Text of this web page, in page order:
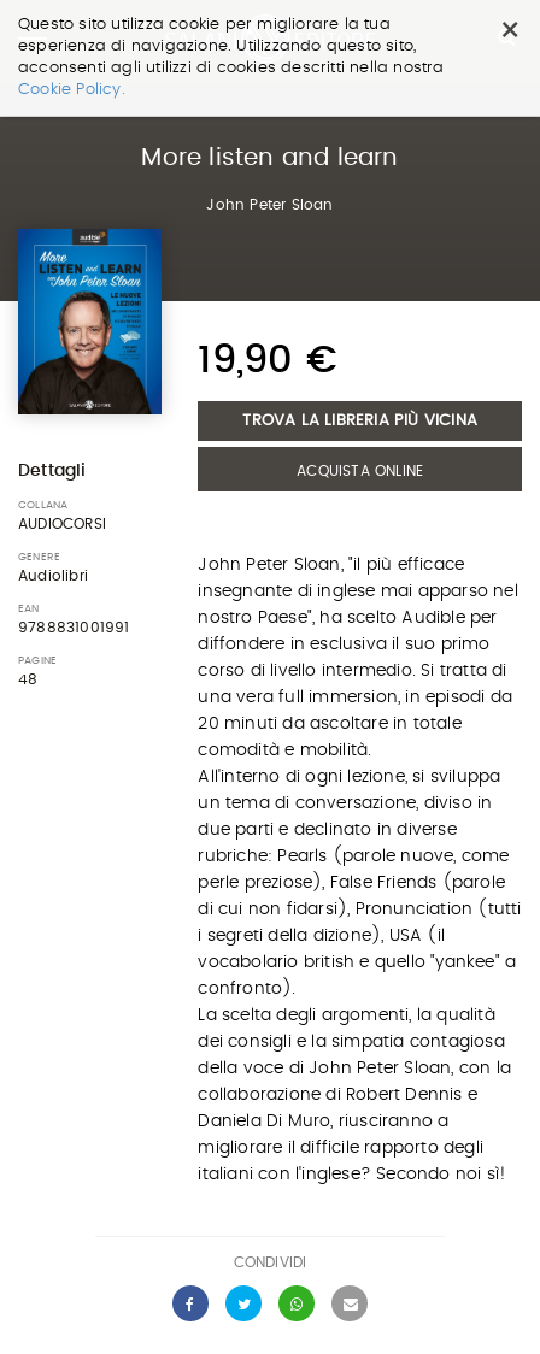
×
Questo sito utilizza cookie per migliorare la tua
esperienza di navigazione. Utilizzando questo sito,
acconsenti agli utilizzi di cookies descritti nella nostra
Cookie Policy.
Salta
More listen and learn
John Peter Sloan
Dettagli
COLLANA
AUDIOCORSI
GENERE
Audiolibri
EAN
9788831001991
PAGINE
48
19,90 €
TROVA LA LIBRERIA PIÙ VICINA
ACQUISTA ONLINE
John Peter Sloan, "il più efficace
insegnante di inglese mai apparso nel
nostro Paese", ha scelto Audible per
diffondere in esclusiva il suo primo
corso di livello intermedio. Si tratta di
una vera full immersion, in episodi da
20 minuti da ascoltare in totale
comodità e mobilità.
All'interno di ogni lezione, si sviluppa
un tema di conversazione, diviso in
due parti e declinato in diverse
rubriche: Pearls (parole nuove, come
perle preziose), False Friends (parole
di cui non fidarsi), Pronunciation (tutti
i segreti della dizione), USA (il
vocabolario british e quello "yankee" a
confronto).
La scelta degli argomenti, la qualità
dei consigli e la simpatia contagiosa
della voce di John Peter Sloan, con la
collaborazione di Robert Dennis e
Daniela Di Muro, riusciranno a
migliorare il difficile rapporto degli
italiani con l'inglese? Secondo noi sì!
CONDIVIDI